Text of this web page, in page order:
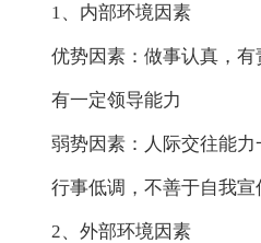
1、内部环境因素
优势因素：做事认真，有
有一定领导能力
弱势因素：人际交往能力
行事低调，不善于自我宣
2、外部环境因素